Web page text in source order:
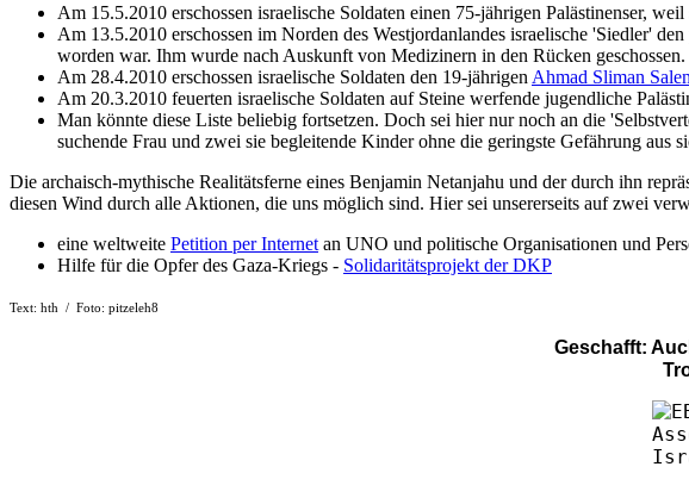
Am 15.5.2010 erschossen israelische Soldaten einen 75-jährigen Palästinenser,
Am 13.5.2010 erschossen im Norden des Westjordanlandes israelische 'Siedler'
worden war. Ihm wurde nach Auskunft von Medizinern in den Rücken geschossen.
Am 28.4.2010 erschossen israelische Soldaten den 19-jährigen Ahmad Sliman
Am 20.3.2010 feuerten israelische Soldaten auf Steine werfende jugendliche
Man könnte diese Liste beliebig fortsetzen. Doch sei hier nur noch an die
suchende Frau und zwei sie begleitende Kinder ohne die geringste Gefährung aus
Die archaisch-mythische Realitätsferne eines Benjamin Netanjahu und der durch ihn
diesen Wind durch alle Aktionen, die uns möglich sind. Hier sei unsererseits auf zwei
eine weltweite Petition per Internet an UNO und politische Organisationen und
Hilfe für die Opfer des Gaza-Kriegs - Solidaritätsprojekt der DKP
Text: hth / Foto: pitzeleh8
Geschafft: